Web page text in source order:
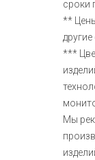
сроки
**
***
Мы